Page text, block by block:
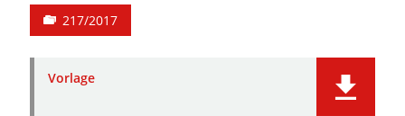
217/2017
Vorlage